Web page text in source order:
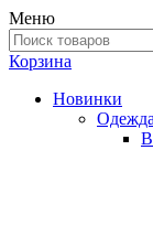
Меню
Корзина
Новинки
Одежда